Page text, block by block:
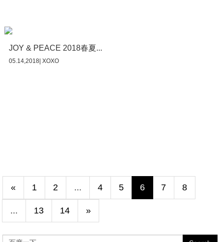
JOY & PEACE 2018春夏...
05.14,2018| XOXO
« 1 2 ... 4 5 6 7 8
... 13 14 »